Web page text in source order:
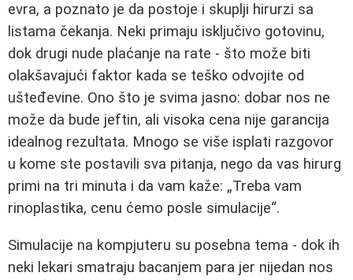
evra, a poznato je da postoje i skuplji hirurzi sa
listama čekanja. Neki primaju isključivo gotovinu,
dok drugi nude plaćanje na rate - što može biti
olakšavajući faktor kada se teško odvojite od
ušteđevine. Ono što je svima jasno: dobar nos ne
može da bude jeftin, ali visoka cena nije garancija
idealnog rezultata. Mnogo se više isplati razgovor
u kome ste postavili sva pitanja, nego da vas hirurg
primi na tri minuta i da vam kaže: „Treba vam
rinoplastika, cenu ćemo posle simulacije“.
Simulacije na kompjuteru su posebna tema - dok ih
neki lekari smatraju bacanjem para jer nijedan nos